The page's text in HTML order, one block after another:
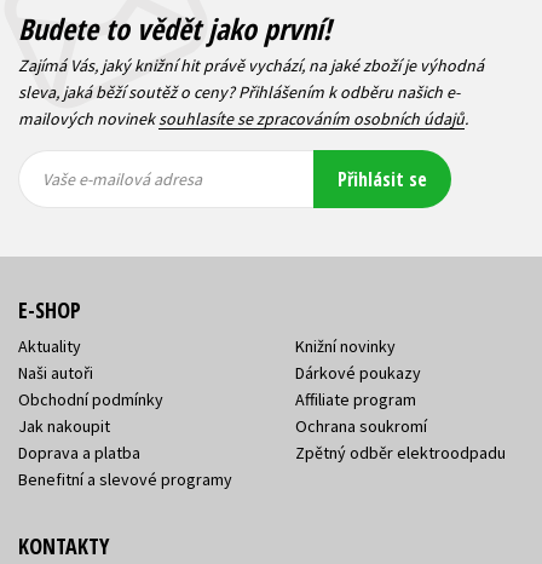
Budete to vědět jako první!
Zajímá Vás, jaký knižní hit právě vychází, na jaké zboží je výhodná
sleva, jaká běží soutěž o ceny? Přihlášením k odběru našich e-
mailových novineksouhlasíte se zpracováním osobních údajů.
mailová
mailová
Vaše e-mailová adresa Přihlásit se
E-SHOP
Aktuality
Naši autoři
Obchodní podmínky
Jak nakoupit
Doprava a platba
Benefitní a slevové programy
Knižní novinky
Dárkové poukazy
Affiliate program
Ochrana soukromí
Zpětný odběr elektroodpadu
KONTAKTY